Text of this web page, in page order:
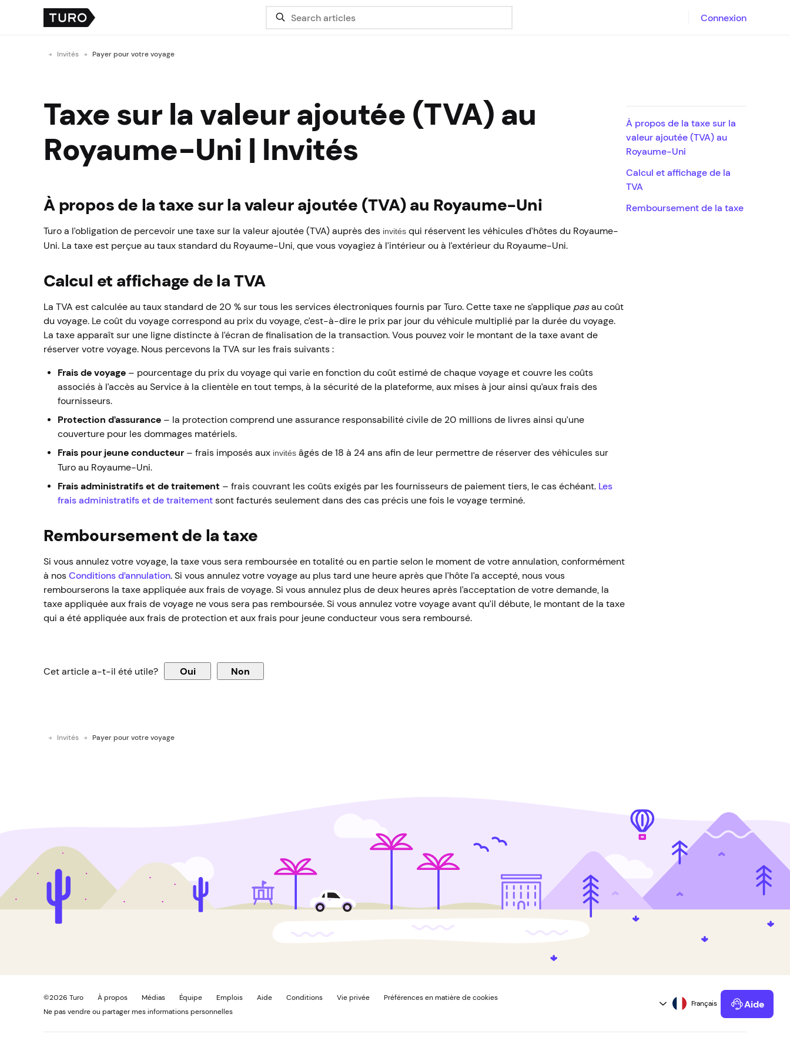
Connexion
Invités Payer pour votre voyage
Taxe sur la valeur ajoutée (TVA) au
Royaume-Uni | Invités
À propos de la taxe sur la valeur ajoutée (TVA) au Royaume-Uni
Turo a l’obligation de percevoir une taxe sur la valeur ajoutée (TVA) auprès des invités qui réservent les véhicules d’hôtes du Royaume-
Uni. La taxe est perçue au taux standard du Royaume-Uni, que vous voyagiez à l’intérieur ou à l’extérieur du Royaume-Uni.
Calcul et affichage de la TVA
La TVA est calculée au taux standard de 20 % sur tous les services électroniques fournis par Turo. Cette taxe ne s’applique pasau coût
du voyage. Le coût du voyage correspond au prix du voyage, c’est-à-dire le prix par jour du véhicule multiplié par la durée du voyage.
La taxe apparaît sur une ligne distincte à l’écran de finalisation de la transaction. Vous pouvez voir le montant de la taxe avant de
réserver votre voyage. Nous percevons la TVA sur les frais suivants :
Frais de voyage – pourcentage du prix du voyage qui varie en fonction du coût estimé de chaque voyage et couvre les coûts
associés à l’accès au Service à la clientèle en tout temps, à la sécurité de la plateforme, aux mises à jour ainsi qu’aux frais des
fournisseurs.
Protection d’assurance – la protection comprend une assurance responsabilité civile de 20 millions de livres ainsi qu’une
couverture pour les dommages matériels.
Frais pour jeune conducteur – frais imposés aux invités âgés de 18 à 24 ans afin de leur permettre de réserver des véhicules sur
Turo au Royaume-Uni.
Frais administratifs et de traitement – frais couvrant les coûts exigés par les fournisseurs de paiement tiers, le cas échéant. Les
frais administratifs et de traitement sont facturés seulement dans des cas précis une fois le voyage terminé.
Remboursement de la taxe
Si vous annulez votre voyage, la taxe vous sera remboursée en totalité ou en partie selon le moment de votre annulation, conformément
à nos Conditions d’annulation. Si vous annulez votre voyage au plus tard une heure après que l’hôte l’a accepté, nous vous
rembourserons la taxe appliquée aux frais de voyage. Si vous annulez plus de deux heures après l’acceptation de votre demande, la
taxe appliquée aux frais de voyage ne vous sera pas remboursée. Si vous annulez votre voyage avant qu’il débute, le montant de la taxe
qui a été appliquée aux frais de protection et aux frais pour jeune conducteur vous sera remboursé.
À propos de la taxe sur la
valeur ajoutée (TVA) au
Royaume-Uni
Calcul et affichage de la
TVA
Remboursement de la taxe
Cet article a-t-il été utile? Oui Non
Invités Payer pour votre voyage
Aide
©2026 Turo À propos Médias Équipe Emplois Aide Conditions Vie privée
Préférences en matière de cookies
Ne pas vendre ou partager mes informations personnelles